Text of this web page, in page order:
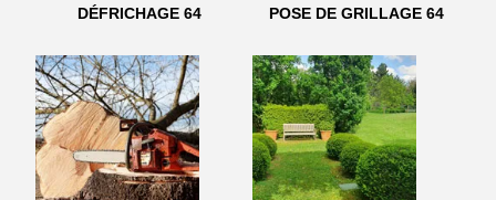
DÉFRICHAGE 64 POSE DE GRILLAGE 64